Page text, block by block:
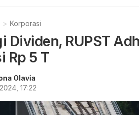
Korporasi
Dividen, RUPST
Rp 5 T
Olavia
17:22